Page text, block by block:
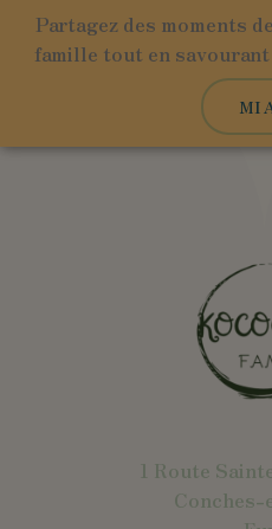
Partagez des moments
famille tout en
1 Route
Conches-